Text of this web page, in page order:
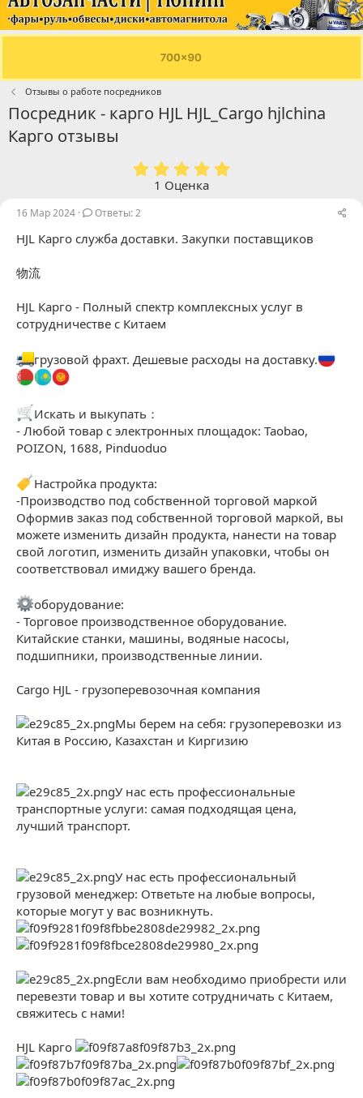
Отзывы о работе посредников
Посредник - карго HJL HJL_Cargo hjlchina
Карго отзывы
в
1 Оценка
16 Мар 2024 Ответы: 2
HJL Карго служба доставки. Закупки поставщиков
物流
HJL Карго - Полный спектр комплексных услуг в
сотрудничестве с Китаем
грузовой фрахт. Дешевые расходы на доставку.
Искать и выкупать：
- Любой товар с электронных площадок: Taobao,
POIZON, 1688, Pinduoduo
Настройка продукта:
-Производство под собственной торговой маркой
Оформив заказ под собственной торговой маркой, вы
можете изменить дизайн продукта, нанести на товар
свой логотип, изменить дизайн упаковки, чтобы он
соответствовал имиджу вашего бренда.
оборудование:
- Торговое производственное оборудование.
Китайские станки, машины, водяные насосы,
подшипники, производственные линии.
Cargo HJL - грузоперевозочная компания
Мы берем на себя: грузоперевозки из
Китая в Россию, Казахстан и Киргизию
У нас есть профессиональные
транспортные услуги: самая подходящая цена,
лучший транспорт.
У нас есть профессиональный
грузовой менеджер: Ответьте на любые вопросы,
которые могут у вас возникнуть.
Если вам необходимо приобрести или
перевезти товар и вы хотите сотрудничать с Китаем,
свяжитесь с нами!
HJL Карго